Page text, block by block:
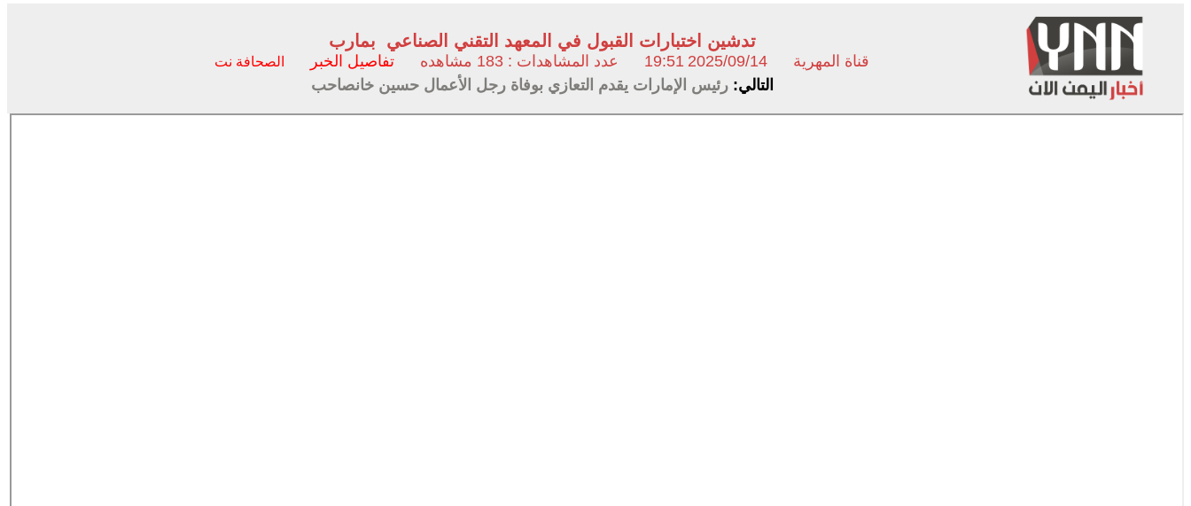
تدشين اختبارات القبول في المعهد التقني الصناعي بمارب
قناة المهرية 2025/09/14
19:51 عدد المشاهدات : 183 مشاهده تفاصيل الخبر الصحافة نت
التالي:رئيس الإمارات يقدم التعازي بوفاة رجل الأعمال حسين خانصاحب